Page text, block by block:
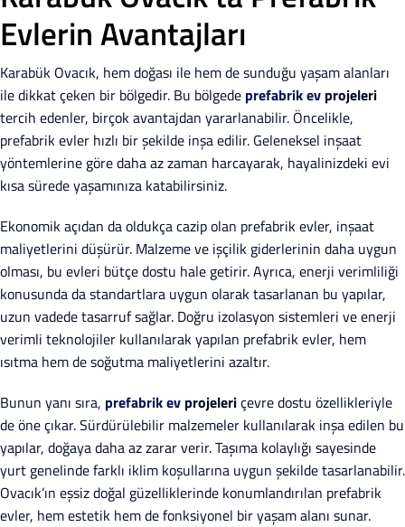
Evlerin Avantajları
Karabük Ovacık, hem doğası ile hem de sunduğu yaşam alanları
ile dikkat çeken bir bölgedir. Bu bölgede prefabrik ev projeleri
tercih edenler, birçok avantajdan yararlanabilir. Öncelikle,
prefabrik evler hızlı bir şekilde inşa edilir. Geleneksel inşaat
yöntemlerine göre daha az zaman harcayarak, hayalinizdeki evi
kısa sürede yaşamınıza katabilirsiniz.
Ekonomik açıdan da oldukça cazip olan prefabrik evler, inşaat
maliyetlerini düşürür. Malzeme ve işçilik giderlerinin daha uygun
olması, bu evleri bütçe dostu hale getirir. Ayrıca, enerji verimliliği
konusunda da standartlara uygun olarak tasarlanan bu yapılar,
uzun vadede tasarruf sağlar. Doğru izolasyon sistemleri ve enerji
verimli teknolojiler kullanılarak yapılan prefabrik evler, hem
ısıtma hem de soğutma maliyetlerini azaltır.
Bunun yanı sıra, prefabrik ev projeleriçevre dostu özellikleriyle
de öne çıkar. Sürdürülebilir malzemeler kullanılarak inşa edilen bu
yapılar, doğaya daha az zarar verir. Taşıma kolaylığı sayesinde
yurt genelinde farklı iklim koşullarına uygun şekilde tasarlanabilir.
Ovacık’ın eşsiz doğal güzelliklerinde konumlandırılan prefabrik
evler, hem estetik hem de fonksiyonel bir yaşam alanı sunar.